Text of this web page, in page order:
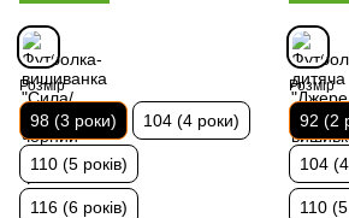
Розмір
98 (3 роки) 104 (4 роки)
110 (5 років)
116 (6 років)
Розмір
92 (2
104
110 (5